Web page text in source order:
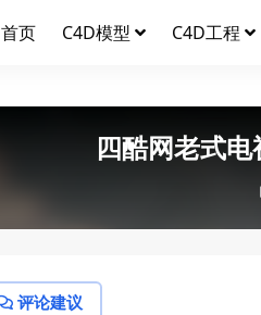
首页 C4D模型 C4D工程
四酷网老式
评论建议